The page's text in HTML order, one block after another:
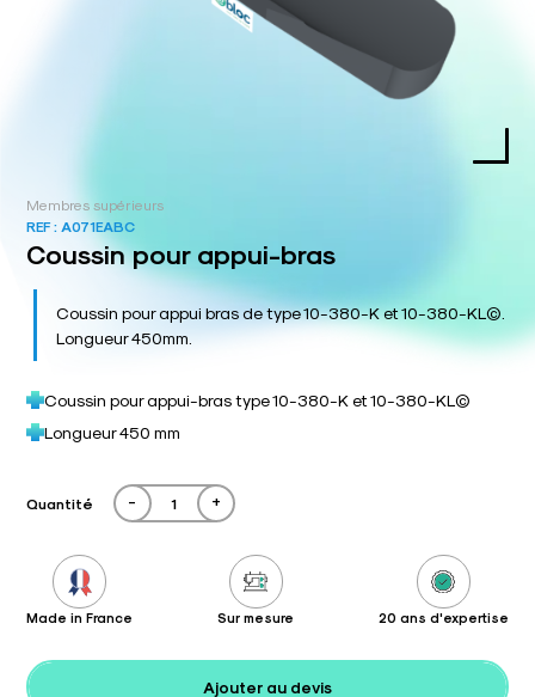
Membres supérieurs
REF : A071EABC
Coussin pour appui-bras
Coussin pour appui bras de type 10-380-K et 10-380-KL©.
Longueur 450mm.
Coussin pour appui-bras type 10-380-K et 10-380-KL©
Longueur 450 mm
Quantité - +
Made in France Sur mesure 20 ans d'expertise
Ajouter au devis